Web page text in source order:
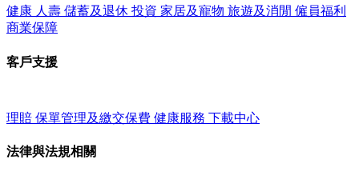
健康 人壽 儲蓄及退休 投資 家居及寵物 旅遊及消閒 僱員福利
商業保障
客戶支援
理賠 保單管理及繳交保費 健康服務 下載中心
法律與法規相關